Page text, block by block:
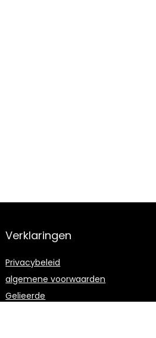
Verklaringen
Privacybeleid
algemene voorwaarden
Gelieerde